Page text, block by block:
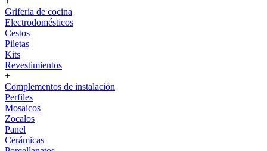
Grifería de cocina
Electrodomésticos
Cestos
Piletas
Kits
Revestimientos
+
Complementos de instalación
Perfiles
Mosaicos
Zocalos
Panel
Cerámicas